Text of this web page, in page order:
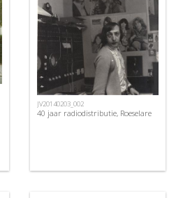
JV20140203_002
40 jaar radiodistributie, Roeselare